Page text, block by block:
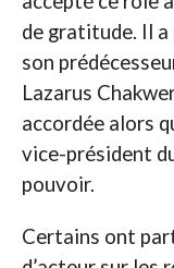
de gratitude. Il a
son
Lazarus
accordée alors
vice-président
pouvoir.
Certains ont